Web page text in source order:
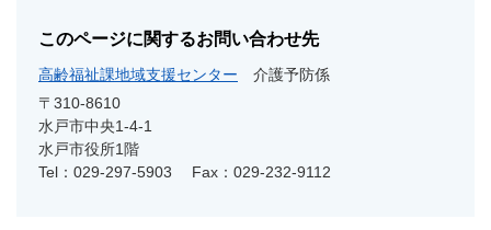
このページに関するお問い合わせ先
高齢福祉課地域支援センター
介護予防係
〒310-8610
水戸市中央1-4-1
水戸市役所1階
Tel：029-297-5903
Fax：029-232-9112